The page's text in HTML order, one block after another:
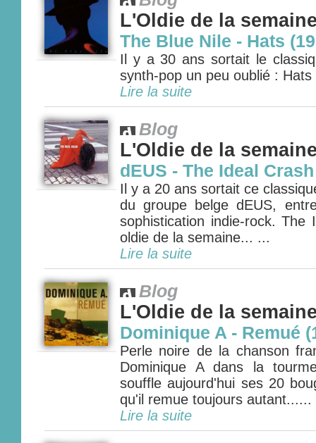
L'Oldie de la
The Blue Nile - Hats
Il y a 30 ans sortait le
synth-pop un peu oublié :
Lire la suite
Blog
L'Oldie de la
dEUS - The Ideal
Il y a 20 ans sortait ce
du groupe belge dEUS,
sophistication indie-rock. The
oldie de la semaine... ...
Lire la suite
Blog
L'Oldie de la
Dominique A - Remué
Perle noire de la chanson
Dominique A dans la
souffle aujourd'hui ses 20
qu'il remue toujours autant......
Lire la suite